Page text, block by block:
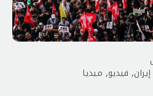
إيران, فیدیو, ميديا